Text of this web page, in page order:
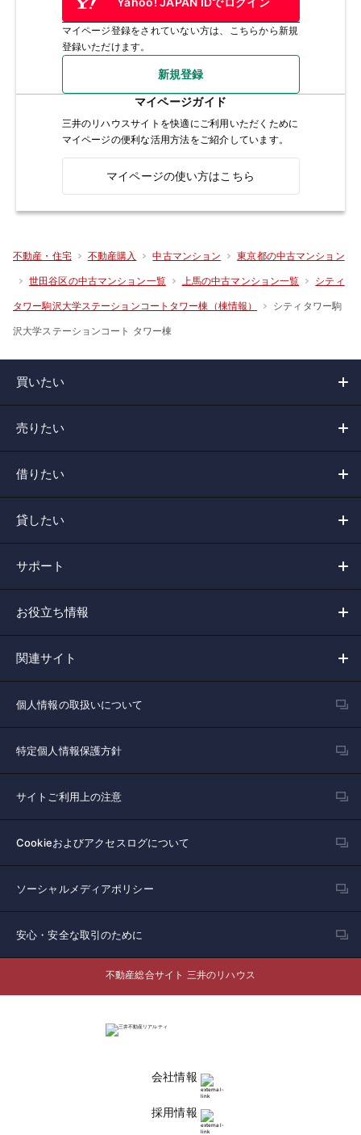
マイページ登録をされていない方は、こちらから新規
登録いただけます。
新規登録
マイページガイド
三井のリハウスサイトを快適にご利用いただくために
マイページの便利な活用方法をご紹介しています。
マイページの使い方はこちら
不動産・住宅 不動産購入 中古マンション 東京都の中古マンション
世田谷区の中古マンション一覧 上馬の中古マンション一覧 シティ
タワー駒沢大学ステーションコートタワー棟（棟情報） シティタワー駒
沢大学ステーションコート タワー棟
買いたい
売りたい
借りたい
貸したい
サポート
お役立ち情報
関連サイト
個人情報の取扱いについて
特定個人情報保護方針
サイトご利用上の注意
Cookieおよびアクセスログについて
ソーシャルメディアポリシー
安心・安全な取引のために
不動産総合サイト 三井のリハウス
会社情報
採用情報